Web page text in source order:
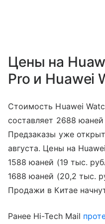
Цены на
Pro и Huawei
Стоимость Huawei
составляет 2688
Предзаказы уже
августа. Цены на
1588 юаней (19 тыс.
1688 юаней (20,2 тыс.
Продажи в Китае
Ранее Hi-Tech Mail